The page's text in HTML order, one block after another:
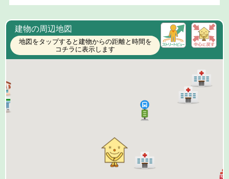
建物の周辺地図
地図をタップすると建物からの距離と時間を
コチラに表示します